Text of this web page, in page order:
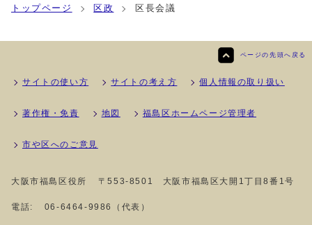
トップページ 区政 区長会議
ページの先頭へ戻る
サイトの使い方 サイトの考え方 個人情報の取り扱い
著作権・免責 地図 福島区ホームページ管理者
市や区へのご意見
大阪市福島区役所 〒553-8501 大阪市福島区大開1丁目8番1号
電話: 06-6464-9986（代表）